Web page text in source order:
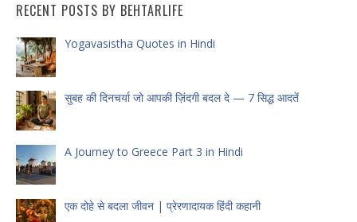
RECENT POSTS BY BEHTARLIFE
Yogavasistha Quotes in Hindi
सुबह की दिनचर्या जो आपकी ज़िंदगी बदल दे — 7 सिद्ध आदतें
A Journey to Greece Part 3 in Hindi
एक दोहे से बदला जीवन | प्रेरणादायक हिंदी कहानी